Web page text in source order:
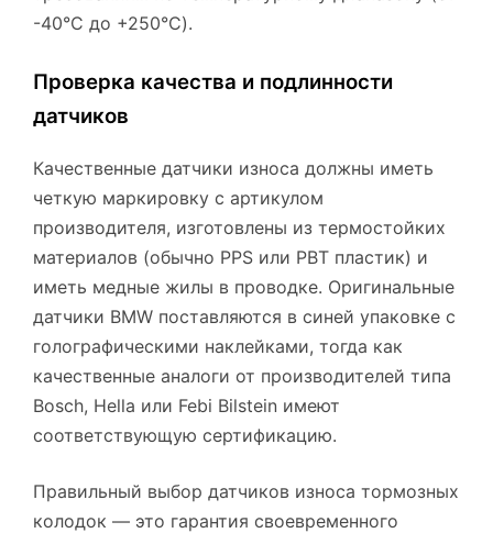
-40°C до +250°C).
Проверка качества и подлинности
датчиков
Качественные датчики износа должны иметь
четкую маркировку с артикулом
производителя, изготовлены из термостойких
материалов (обычно PPS или PBT пластик) и
иметь медные жилы в проводке. Оригинальные
датчики BMW поставляются в синей упаковке с
голографическими наклейками, тогда как
качественные аналоги от производителей типа
Bosch, Hella или Febi Bilstein имеют
соответствующую сертификацию.
Правильный выбор датчиков износа тормозных
колодок — это гарантия своевременного